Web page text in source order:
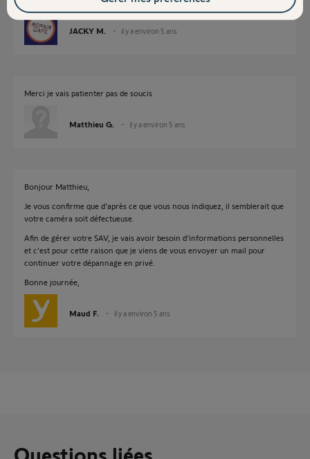
JACKY M. il y a environ 5 ans
Merci je vais patienter pas de soucis
Matthieu G. il y a environ 5 ans
Bonjour Matthieu,
Je vous confirme que d'après ce que vous nous indiquez, il semblerait que
votre caméra soit défectueuse.
Afin de gérer votre SAV, je vais avoir besoin d'informations personnelles
et c'est pour cette raison que je viens de vous envoyer un mail pour
continuer votre dépannage en privé.
Bonne journée,
Maud F. il y a environ 5 ans